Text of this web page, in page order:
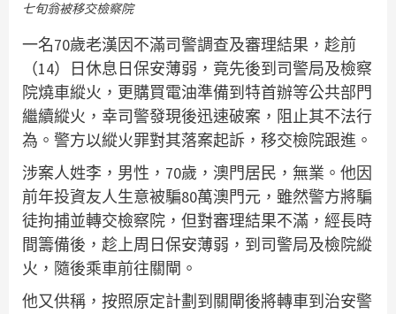
七旬翁被移交檢察院
一名70歲老漢因不滿司警調查及審理結果，趁前
（14）日休息日保安薄弱，竟先後到司警局及檢察
院燒車縱火，更購買電油準備到特首辦等公共部門
繼續縱火，幸司警發現後迅速破案，阻止其不法行
為。警方以縱火罪對其落案起訴，移交檢院跟進。
涉案人姓李，男性，70歲，澳門居民，無業。他因
前年投資友人生意被騙80萬澳門元，雖然警方將騙
徒拘捕並轉交檢察院，但對審理結果不滿，經長時
間籌備後，趁上周日保安薄弱，到司警局及檢院縱
火，隨後乘車前往關閘。
他又供稱，按照原定計劃到關閘後將轉車到治安警